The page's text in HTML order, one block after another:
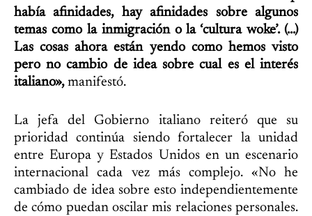
había afinidades, hay afinidades sobre algunos
temas como la inmigración o la ‘cultura woke’. (…)
Las cosas ahora están yendo como hemos visto
pero no cambio de idea sobre cual es el interés
italiano», manifestó.
La jefa del Gobierno italiano reiteró que su
prioridad continúa siendo fortalecer la unidad
entre Europa y Estados Unidos en un escenario
internacional cada vez más complejo. «No he
cambiado de idea sobre esto independientemente
de cómo puedan oscilar mis relaciones personales.